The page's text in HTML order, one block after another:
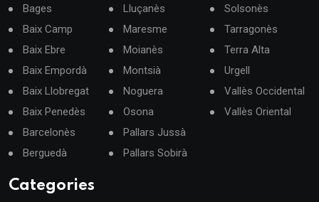
Bages
Baix Camp
Baix Ebre
Baix Empordà
Baix Llobregat
Baix Penedès
Barcelonès
Berguedà
Lluçanès
Maresme
Moianès
Montsià
Noguera
Osona
Pallars Jussà
Pallars Sobirà
Solsonès
Tarragonès
Terra Alta
Urgell
Vallès Occidental
Vallès Oriental
Categories